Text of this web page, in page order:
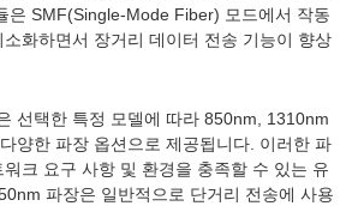
은 SMF(Single-Mode Fiber) 모드에서 작동
화하면서 장거리 데이터 전송 기능이 향상
선택한 특정 모델에 따라 850nm, 1310nm
양한 파장 옵션으로 제공됩니다. 이러한 파
크 요구 사항 및 환경을 충족할 수 있는 유
파장은 일반적으로 단거리 전송에 사용